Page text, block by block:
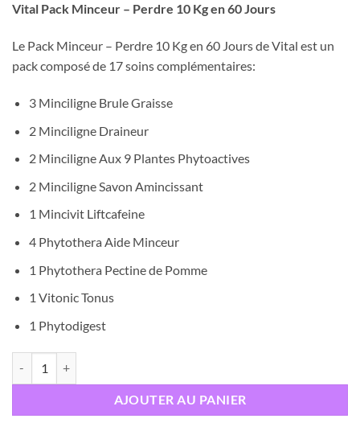
Vital Pack Minceur – Perdre 10 Kg en 60 Jours
Le Pack Minceur – Perdre 10 Kg en 60 Jours de Vital est un
pack composé de 17 soins complémentaires:
3 Minciligne Brule Graisse
2 Minciligne Draineur
2 Minciligne Aux 9 Plantes Phytoactives
2 Minciligne Savon Amincissant
1 Mincivit Liftcafeine
4 Phytothera Aide Minceur
1 Phytothera Pectine de Pomme
1 Vitonic Tonus
1 Phytodigest
AJOUTER AU PANIER